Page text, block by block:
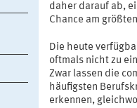
daher darauf ab,
Chance am
Die heute
oftmals nicht zu
Zwar lassen die
häufigsten
erkennen,